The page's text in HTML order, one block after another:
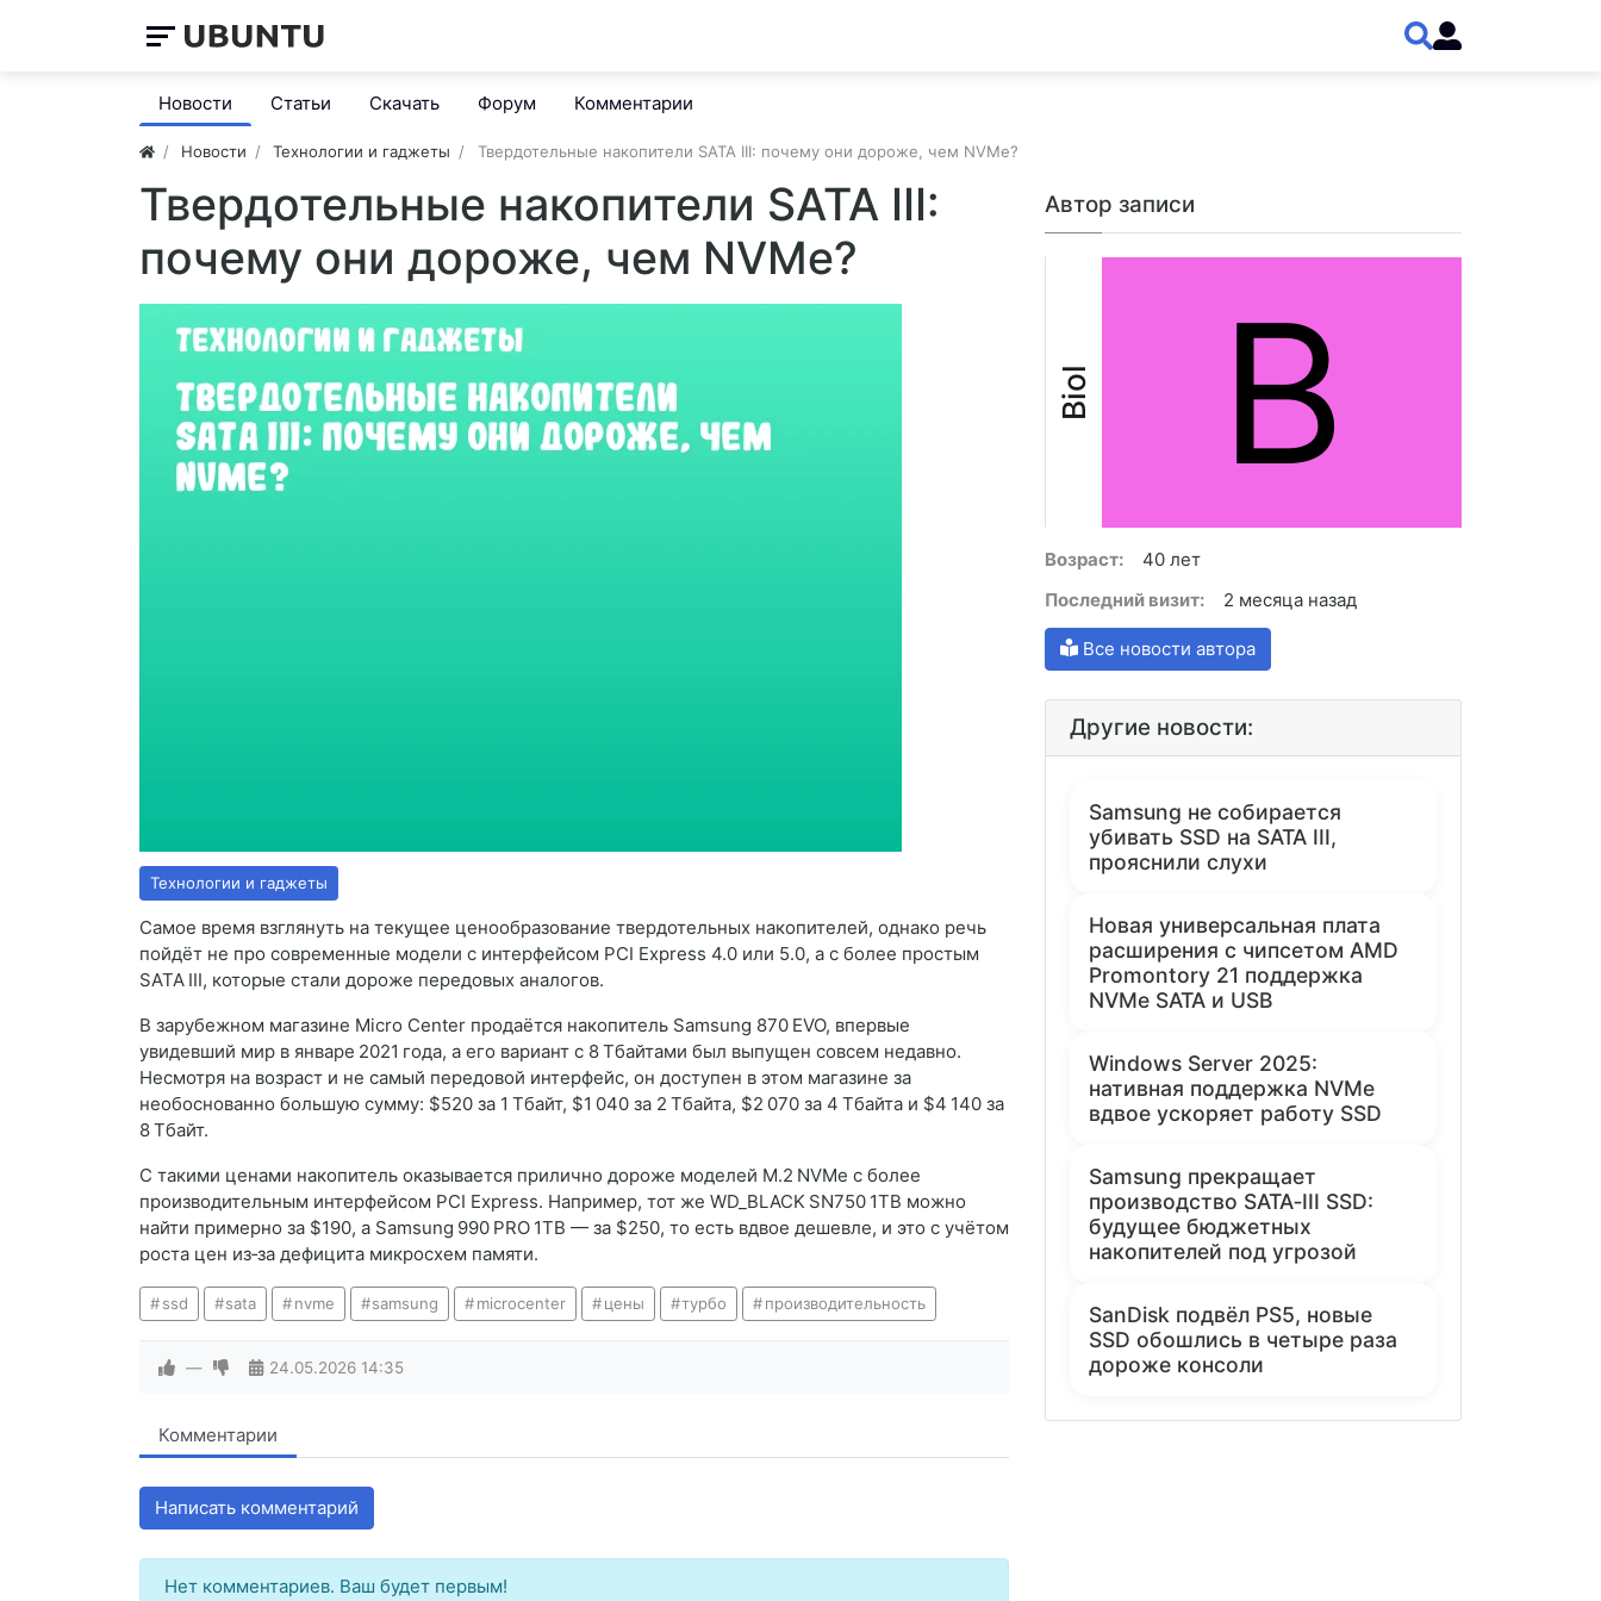
Новости Статьи Скачать Форум Комментарии
Новости Технологии и гаджеты Твердотельные накопители SATA III: почему они дороже, чем NVMe?
Твердотельные накопители SATA III:
почему они дороже, чем NVMe?
Технологии и гаджеты
Самое время взглянуть на текущее ценообразование твердотельных накопителей, однако речь
пойдёт не про современные модели с интерфейсом PCI Express 4.0 или 5.0, а с более простым
SATA III, которые стали дороже передовых аналогов.
В зарубежном магазине Micro Center продаётся накопитель Samsung 870 EVO, впервые
увидевший мир в январе 2021 года, а его вариант с 8 Тбайтами был выпущен совсем недавно.
Несмотря на возраст и не самый передовой интерфейс, он доступен в этом магазине за
необоснованно большую сумму: $520 за 1 Тбайт, $1 040 за 2 Тбайта, $2 070 за 4 Тбайта и $4 140 за
8 Тбайт.
С такими ценами накопитель оказывается прилично дороже моделей M.2 NVMe с более
производительным интерфейсом PCI Express. Например, тот же WD_BLACK SN750 1TB можно
найти примерно за $190, а Samsung 990 PRO 1TB — за $250, то есть вдвое дешевле, и это с учётом
роста цен из‑за дефицита микросхем памяти.
ssd sata nvme samsung microcenter цены турбо производительность
— 24.05.2026 14:35
Комментарии
Написать комментарий
Нет комментариев. Ваш будет первым!
Автор записи
Biol B
Возраст:
40 лет
Последний визит:
2 месяца назад
Все новости автора
Другие новости:
Samsung не собирается
убивать SSD на SATA III,
прояснили слухи
Новая универсальная плата
расширения с чипсетом AMD
Promontory 21 поддержка
NVMe SATA и USB
Windows Server 2025:
нативная поддержка NVMe
вдвое ускоряет работу SSD
Samsung прекращает
производство SATA‑III SSD:
будущее бюджетных
накопителей под угрозой
SanDisk подвёл PS5, новые
SSD обошлись в четыре раза
дороже консоли